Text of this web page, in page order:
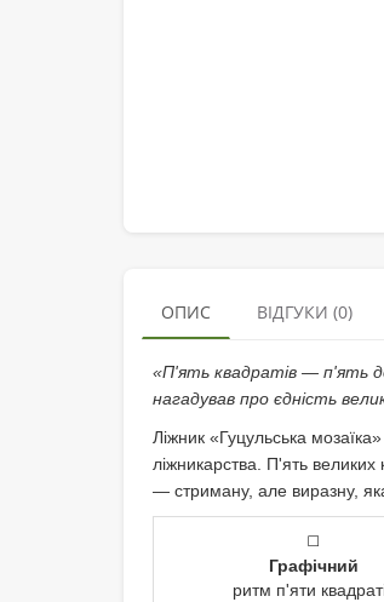
ОПИС ВІДГУКИ (0)
«П'ять квадратів — п'ять
нагадував про єдність
Ліжник «Гуцульська
ліжникарства. П'ять
— стриману, але виразну,
◻️
Графічний
ритм п'яти